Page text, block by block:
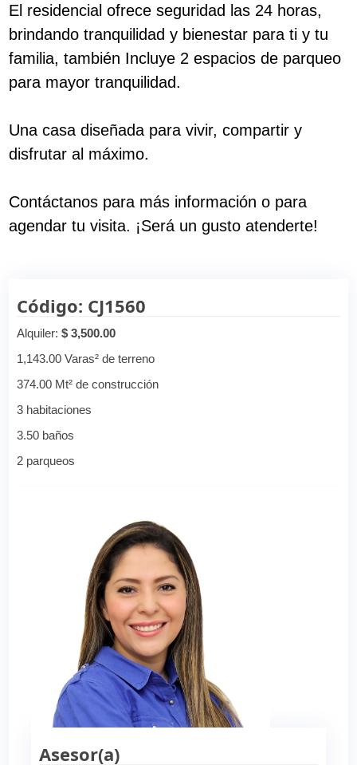
El residencial ofrece seguridad las 24 horas,
brindando tranquilidad y bienestar para ti y tu
familia, también Incluye 2 espacios de parqueo
para mayor tranquilidad.
Una casa diseñada para vivir, compartir y
disfrutar al máximo.
Contáctanos para más información o para
agendar tu visita. ¡Será un gusto atenderte!
Código: CJ1560
Alquiler:$ 3,500.00
1,143.00 Varas² de terreno
374.00 Mt² de construcción
3 habitaciones
3.50 baños
2 parqueos
Asesor(a)